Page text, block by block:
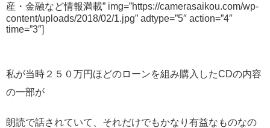
産・金融など情報満載” img=”https://camerasaikou.com/wp-
content/uploads/2018/02/1.jpg” adtype=”5″ action=”4″
time=”3″]
私が当時２５０万円ほどのローンを組み購入したCDの内容
の一部が
朗読で話されていて、それだけでもかなり有益なものなの